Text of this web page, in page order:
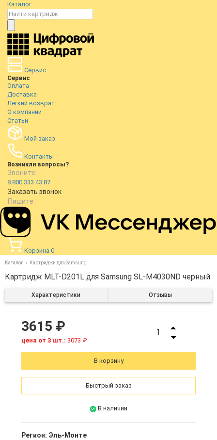
Каталог
Сервис
Сервис
Оплата
Доставка
Легкий возврат
О компании
Статьи
Мой заказ
Контакты
Возникли вопросы?
Звоните:
8 800 333 43 87
Заказать звонок
Пишите:
Корзина 0
Каталог Картриджи для Samsung
Картридж MLT-D201L для Samsung SL-M4030ND черный
Характеристики Отзывы
3615 ₽
цена от 3 шт.: 3073 ₽
1
В корзину
Быстрый заказ
В наличии
Регион: Эль-Монте